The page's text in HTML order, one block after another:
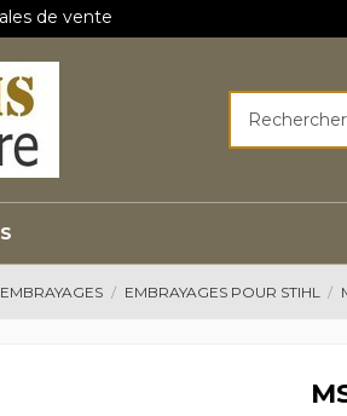
de vente
EMBRAYAGES EMBRAYAGES POUR STIHL